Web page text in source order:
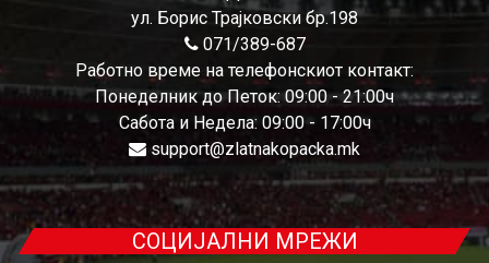
ул. Борис Трајковски бр.198
071/389-687
Работно време на телефонскиот контакт:
Понеделник до Петок: 09:00 - 21:00ч
Сабота и Недела: 09:00 - 17:00ч
support@zlatnakopacka.mk
СОЦИЈАЛНИ МРЕЖИ